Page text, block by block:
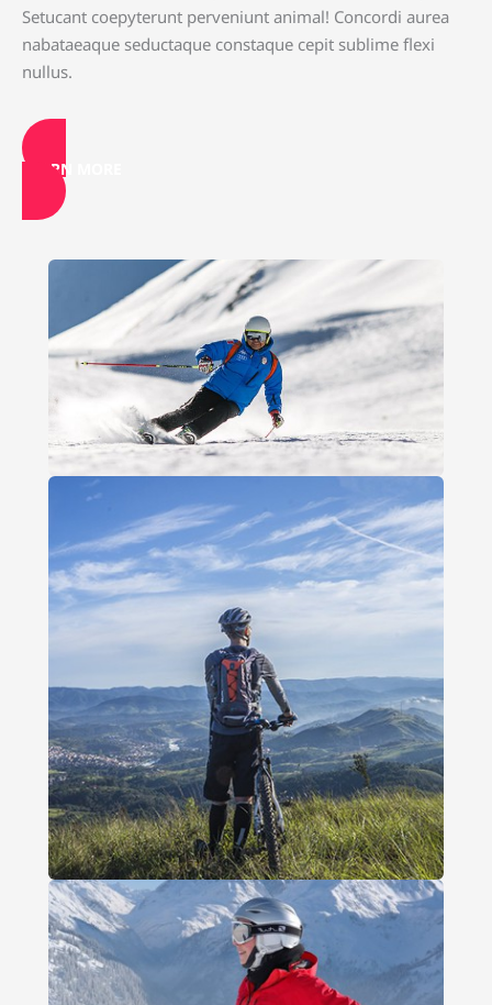
Setucant coepyterunt perveniunt animal! Concordi aurea
nabataeaque seductaque constaque cepit sublime flexi
nullus.
LEARN MORE